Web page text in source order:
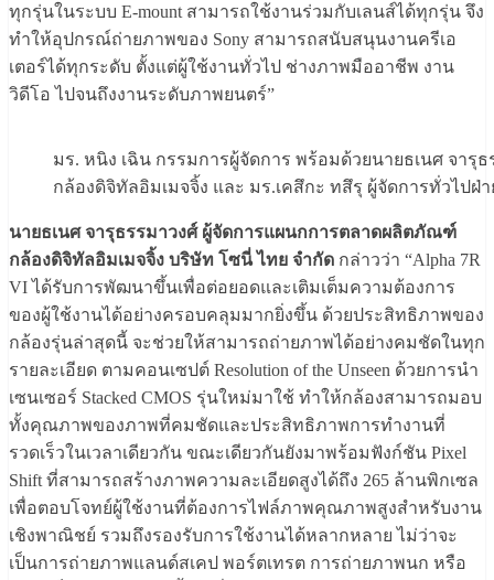
ทุกรุ่นในระบบ E-mount สามารถใช้งานร่วมกับเลนส์ได้ทุกรุ่น จึง
ทำให้อุปกรณ์ถ่ายภาพของ Sony สามารถสนับสนุนงานครีเอ
เตอร์ได้ทุกระดับ ตั้งแต่ผู้ใช้งานทั่วไป ช่างภาพมืออาชีพ งาน
วิดีโอ ไปจนถึงงานระดับภาพยนตร์”
มร. หนิง เฉิน กรรมการผู้จัดการ พร้อมด้วยนายธเนศ จา
กล้องดิจิทัลอิมเมจจิ้ง และ มร.เคสึกะ ทสึรุ ผู้จัดการทั่วไปฝ่
นายธเนศ จารุธรรมาวงศ์ ผู้จัดการแผนกการตลาดผลิตภัณฑ์
กล้องดิจิทัลอิมเมจจิ้ง บริษัท โซนี่ ไทย จำกัด กล่าวว่า “Alpha 7R
VI ได้รับการพัฒนาขึ้นเพื่อต่อยอดและเติมเต็มความต้องการ
ของผู้ใช้งานได้อย่างครอบคลุมมากยิ่งขึ้น ด้วยประสิทธิภาพของ
กล้องรุ่นล่าสุดนี้ จะช่วยให้สามารถถ่ายภาพได้อย่างคมชัดในทุก
รายละเอียด ตามคอนเซปต์ Resolution of the Unseen ด้วยการนำ
เซนเซอร์ Stacked CMOS รุ่นใหม่มาใช้ ทำให้กล้องสามารถมอบ
ทั้งคุณภาพของภาพที่คมชัดและประสิทธิภาพการทำงานที่
รวดเร็วในเวลาเดียวกัน ขณะเดียวกันยังมาพร้อมฟังก์ชัน Pixel
Shift ที่สามารถสร้างภาพความละเอียดสูงได้ถึง 265 ล้านพิกเซล
เพื่อตอบโจทย์ผู้ใช้งานที่ต้องการไฟล์ภาพคุณภาพสูงสำหรับงาน
เชิงพาณิชย์ รวมถึงรองรับการใช้งานได้หลากหลาย ไม่ว่าจะ
เป็นการถ่ายภาพแลนด์สเคป พอร์ตเทรต การถ่ายภาพนก หรือ